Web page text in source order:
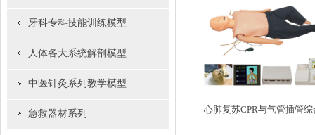
牙科专科技能训练模型
人体各大系统解剖模型
中医针灸系列教学模型
急救器材系列
救、护理)
心肺复苏CPR与气管插管综